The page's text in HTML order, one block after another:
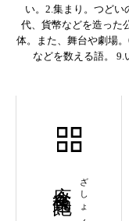
い。2.集まり。つどい
代、貨幣などを造った
体。また、舞台や劇場
などを数える語。 9.